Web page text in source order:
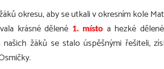
okresu, aby se utkali v okresním kole
krásné dělené 1. místo a hezké dělené
žáků se stalo úspěšnými řešiteli,